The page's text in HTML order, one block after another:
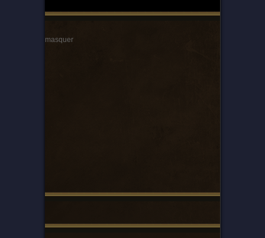
masquer